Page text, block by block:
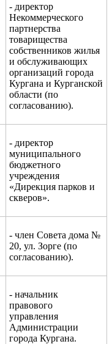
- директор
Некоммерческого
партнерства
товарищества
собственников жилья
и обслуживающих
организаций города
Кургана и Курганской
области (по
согласованию).
- директор
муниципального
бюджетного
учреждения
«Дирекция парков и
скверов».
- член Совета дома №
20, ул. Зорге (по
согласованию).
- начальник
правового
управления
Администрации
города Кургана.